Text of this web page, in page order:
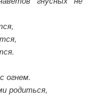
огнем.
родиться,